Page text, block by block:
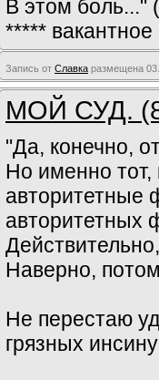
В этом боль..."
*****
Запись от Славка размещена
МОЙ СУД.
"Да, конечно,
Но именно тот,
авторитетные
авторитетных
Наверно,
Не перестаю
грязных